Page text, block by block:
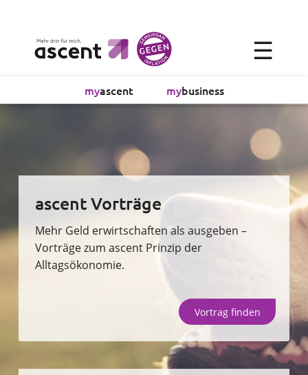
myascent mybusiness
×
Alltagsökonomie
Absicherung
Finanzvorsorge
Vollmachtsplanung
Sachversicherung
Unternehmen
☰
ascent Vorträge
Mehr Geld erwirtschaften als ausgeben –
Vorträge zum ascent Prinzip der
Alltagsökonomie.
Vortrag finden